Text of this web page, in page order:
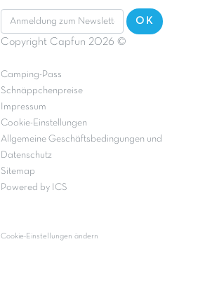
OK
Copyright Capfun 2026 ©
Camping-Pass
Schnäppchenpreise
Impressum
Cookie-Einstellungen
Allgemeine Geschäftsbedingungen und
Datenschutz
Sitemap
Powered by ICS
Cookie-Einstellungen ändern